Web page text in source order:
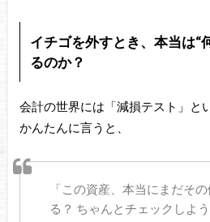
イチゴを外すとき、本当は“
るのか？
会計の世界には「減損テスト」と
かんたんに言うと、
「この資産、本当にまだそ
る？ ちゃんとチェックしよう